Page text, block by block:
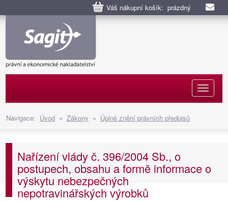
Váš nákupní košík: prázdný
Navigace: Úvod » Zákony » Úplné znění právních předpisů
Nařízení vlády č. 396/2004 Sb., o
postupech, obsahu a formě informace o
výskytu nebezpečných
nepotravinářských výrobků